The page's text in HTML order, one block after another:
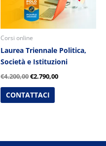
Corsi online
Laurea Triennale Politica,
Società e Istituzioni
€4.200,00€2.790,00
CONTATTACI